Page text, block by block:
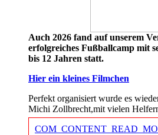
Auch 2026 fand auf unserem
erfolgreiches Fußballcamp mit
bis 12 Jahren statt.
Hier ein kleines Filmchen
Perfekt organisiert wurde es
Michi Zollbrecht,mit vielen